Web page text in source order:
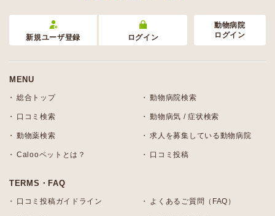
新規ユーザ登録 ログイン
動物病院
ログイン
MENU
総合トップ 動物病院検索
口コミ検索 動物病気 / 症状検索
動物薬検索 求人を募集している動物病院
Calooペットとは？ 口コミ投稿
TERMS・FAQ
口コミ投稿ガイドライン よくあるご質問（FAQ）